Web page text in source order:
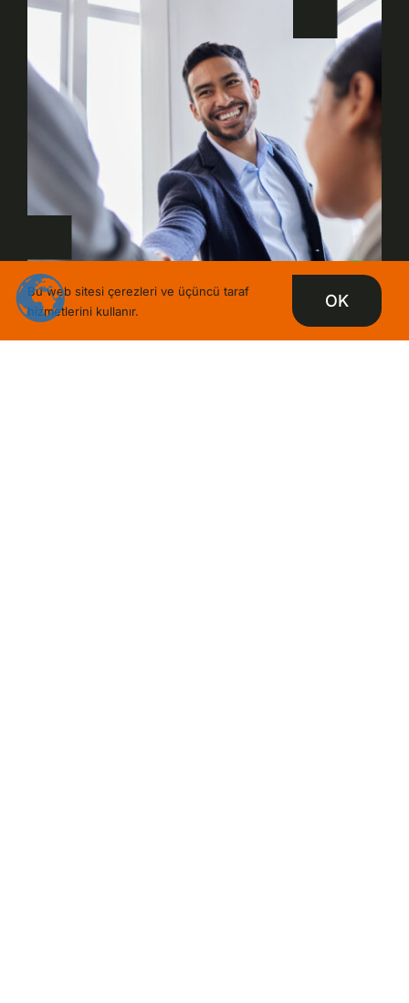
Size nasıl yardımcı olabiliriz?
Bu web sitesi çerezleri ve üçüncü taraf
hizmetlerini kullanır.
OK